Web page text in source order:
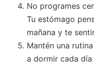
No programes
Tu estómago
mañana y te
Mantén una
a dormir cada